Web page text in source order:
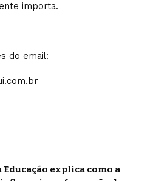
importa.
do email:
Educação explica como a